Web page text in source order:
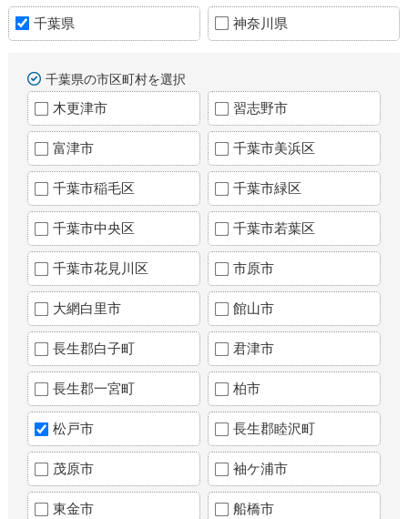
千葉県 神奈川県
千葉県の市区町村を選択
木更津市 習志野市
富津市 千葉市美浜区
千葉市稲毛区 千葉市緑区
千葉市中央区 千葉市若葉区
千葉市花見川区 市原市
大網白里市 館山市
長生郡白子町 君津市
長生郡一宮町 柏市
松戸市 長生郡睦沢町
茂原市 袖ケ浦市
東金市 船橋市